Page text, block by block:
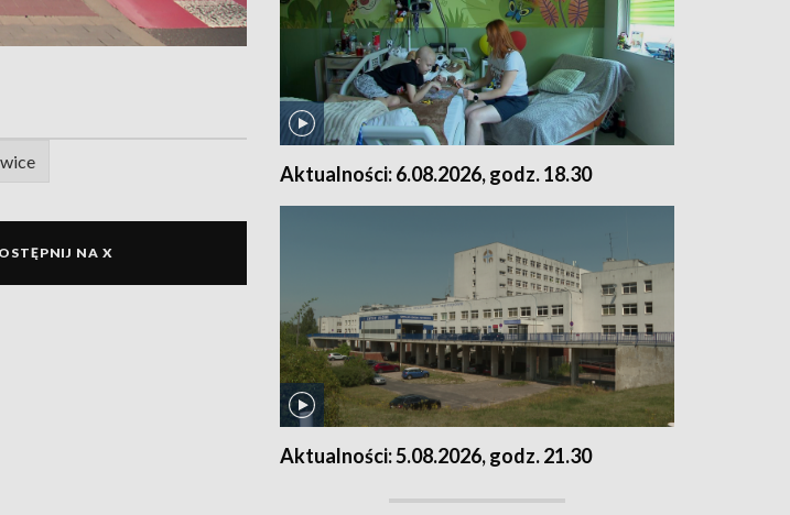
NA X
Aktualności: 6.08.2026, godz. 18.30
Aktualności: 5.08.2026, godz. 21.30